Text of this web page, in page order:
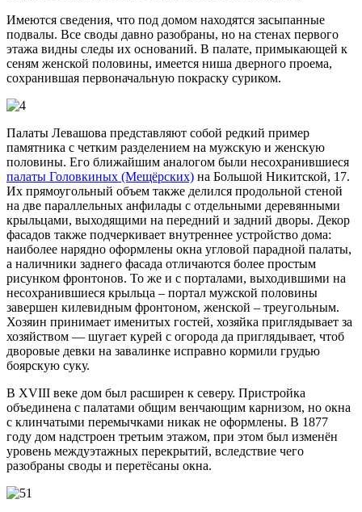
Имеются сведения, что под домом находятся засыпанные
подвалы. Все своды давно разобраны, но на стенах первого
этажа видны следы их оснований. В палате, примыкающей к
сеням женской половины, имеется ниша дверного проема,
сохранившая первоначальную покраску суриком.
Палаты Левашова представляют собой редкий пример
памятника с четким разделением на мужскую и женскую
половины. Его ближайшим аналогом были несохранившиеся
палаты Головкиных (Мещёрских) на Большой Никитской, 17.
Их прямоугольный объем также делился продольной стеной
на две параллельных анфилады с отдельными деревянными
крыльцами, выходящими на передний и задний дворы. Декор
фасадов также подчеркивает внутреннее устройство дома:
наиболее нарядно оформлены окна угловой парадной палаты,
а наличники заднего фасада отличаются более простым
рисунком фронтонов. То же и с порталами, выходившими на
несохранившиеся крыльца – портал мужской половины
завершен килевидным фронтоном, женской – треугольным.
Хозяин принимает именитых гостей, хозяйка приглядывает за
хозяйством — шугает курей с огорода да приглядывает, чтоб
дворовые девки на завалинке исправно кормили грудью
боярскую суку.
В XVIII веке дом был расширен к северу. Пристройка
объединена с палатами общим венчающим карнизом, но окна
с клинчатыми перемычками никак не оформлены. В 1877
году дом надстроен третьим этажом, при этом был изменён
уровень междуэтажных перекрытий, вследствие чего
разобраны своды и перетёсаны окна.